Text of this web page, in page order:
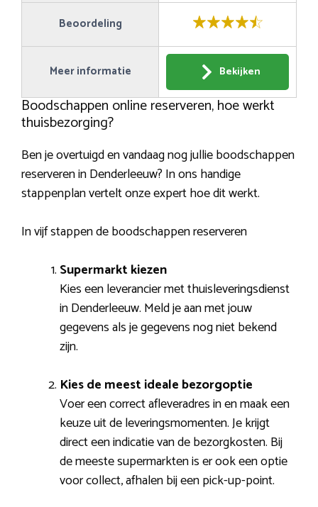
Beoordeling
Meer informatie Bekijken
Boodschappen online reserveren, hoe werkt
thuisbezorging?
Ben je overtuigd en vandaag nog jullie boodschappen
reserveren in Denderleeuw? In ons handige
stappenplan vertelt onze expert hoe dit werkt.
In vijf stappen de boodschappen reserveren
Supermarkt kiezen
Kies een leverancier met thuisleveringsdienst
in Denderleeuw. Meld je aan met jouw
gegevens als je gegevens nog niet bekend
zijn.
Kies de meest ideale bezorgoptie
Voer een correct afleveradres in en maak een
keuze uit de leveringsmomenten. Je krijgt
direct een indicatie van de bezorgkosten. Bij
de meeste supermarkten is er ook een optie
voor collect, afhalen bij een pick-up-point.